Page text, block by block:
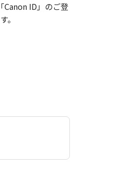
Canon ID」のご登
。